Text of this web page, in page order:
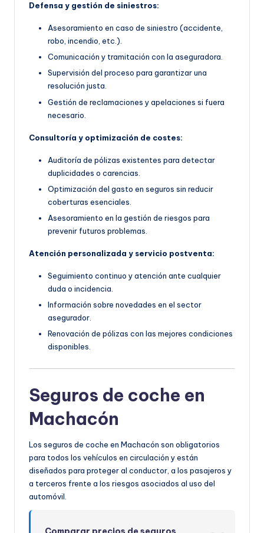
Defensa y gestión de siniestros:
Asesoramiento en caso de siniestro (accidente,
robo, incendio, etc.).
Comunicación y tramitación con la aseguradora.
Supervisión del proceso para garantizar una
resolución justa.
Gestión de reclamaciones y apelaciones si fuera
necesario.
Consultoría y optimización de costes:
Auditoría de pólizas existentes para detectar
duplicidades o carencias.
Optimización del gasto en seguros sin reducir
coberturas esenciales.
Asesoramiento en la gestión de riesgos para
prevenir futuros problemas.
Atención personalizada y servicio postventa:
Seguimiento continuo y atención ante cualquier
duda o incidencia.
Información sobre novedades en el sector
asegurador.
Renovación de pólizas con las mejores condiciones
disponibles.
Seguros de coche en
Machacón
Los seguros de coche en Machacón son obligatorios
para todos los vehículos en circulación y están
diseñados para proteger al conductor, a los pasajeros y
a terceros frente a los riesgos asociados al uso del
automóvil.